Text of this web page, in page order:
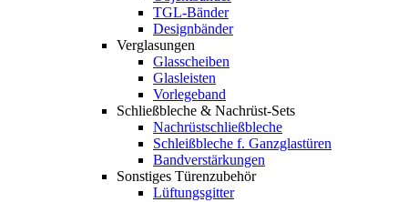
TGL-Bänder
Designbänder
Verglasungen
Glasscheiben
Glasleisten
Vorlegeband
Schließbleche & Nachrüst-Sets
Nachrüstschließbleche
Schleißbleche f. Ganzglastüren
Bandverstärkungen
Sonstiges Türenzubehör
Lüftungsgitter